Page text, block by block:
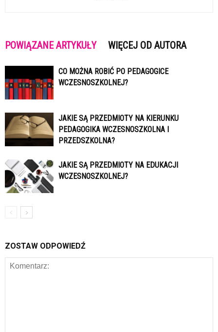
POWIĄZANE ARTYKUŁY WIĘCEJ OD AUTORA
CO MOŻNA ROBIĆ PO PEDAGOGICE
WCZESNOSZKOLNEJ?
JAKIE SĄ PRZEDMIOTY NA KIERUNKU
PEDAGOGIKA WCZESNOSZKOLNA I
PRZEDSZKOLNA?
JAKIE SĄ PRZEDMIOTY NA EDUKACJI
WCZESNOSZKOLNEJ?
ZOSTAW ODPOWIEDŹ